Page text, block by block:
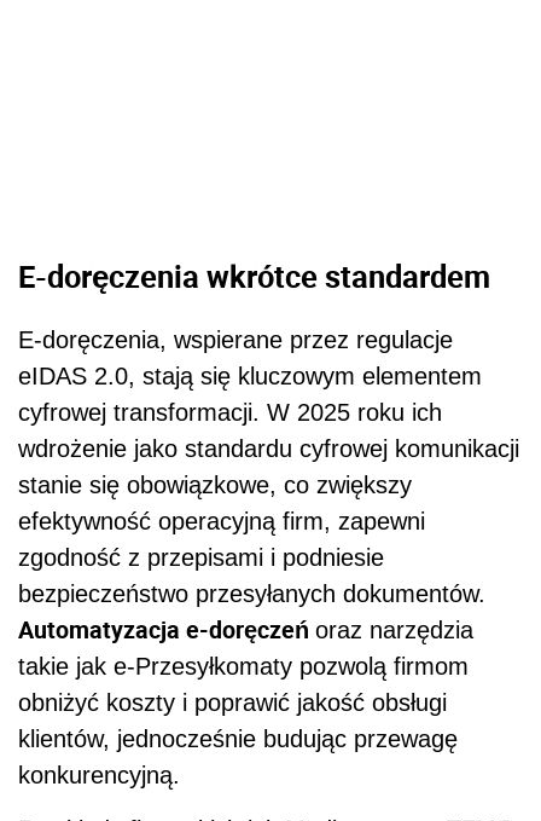
E-doręczenia wkrótce standardem
E-doręczenia, wspierane przez regulacje
eIDAS 2.0, stają się kluczowym elementem
cyfrowej transformacji. W 2025 roku ich
wdrożenie jako standardu cyfrowej komunikacji
stanie się obowiązkowe, co zwiększy
efektywność operacyjną firm, zapewni
zgodność z przepisami i podniesie
bezpieczeństwo przesyłanych dokumentów.
Automatyzacja e-doręczeń oraz narzędzia
takie jak e-Przesyłkomaty pozwolą firmom
obniżyć koszty i poprawić jakość obsługi
klientów, jednocześnie budując przewagę
konkurencyjną.